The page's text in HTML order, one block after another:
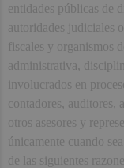
entidades públicas de
autoridades judiciales
fiscales y organismos
administrativa,
involucrados en
contadores, auditores,
otros asesores y
únicamente cuando
de las siguientes